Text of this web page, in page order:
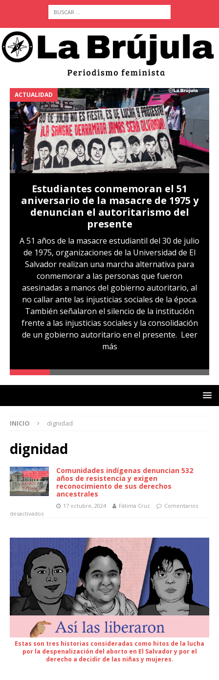
ACTUALIDAD
Estudiantes conmemoran el 51
aniversario de la masacre de 1975 y
denuncian el autoritarismo del
presente
A 51 años de la masacre estudiantil del 30 de julio
de 1975, organizaciones de la Universidad de El
Salvador realizan una marcha alternativa para
conmemorar a las personas que fueron
asesinadas a manos del gobierno autoritario, al
no callar ante las injusticias sociales de la época.
También señalaron el silencio de la institución
frente a las injusticias sociales y la consolidación
de un gobierno autoritario en el presente. Leer
más
INICIO dignidad
dignidad
Comunidades indígenas denuncian 532
años de resistencia y exigen
reconocimiento de sus derechos
ancestrales
17 octubre, 2024 Fátima Cruz
Comentarios
desactivados
Estas son tres historias consideradas como hitos de la lucha
por la despenalización del aborto en El Salvador y por el
derecho a decidir de las niñas y mujeres.